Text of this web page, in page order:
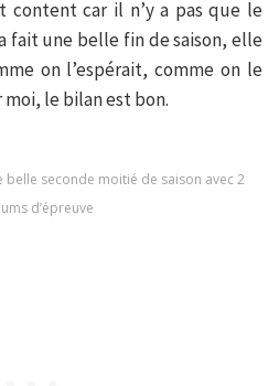
content car il n’y a pas que le
fait une belle fin de saison, elle
on l’espérait, comme on le
le bilan est bon.
belle seconde moitié de saison avec 2
d’épreuve